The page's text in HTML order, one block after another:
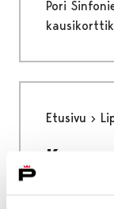
Pori
Etusivu